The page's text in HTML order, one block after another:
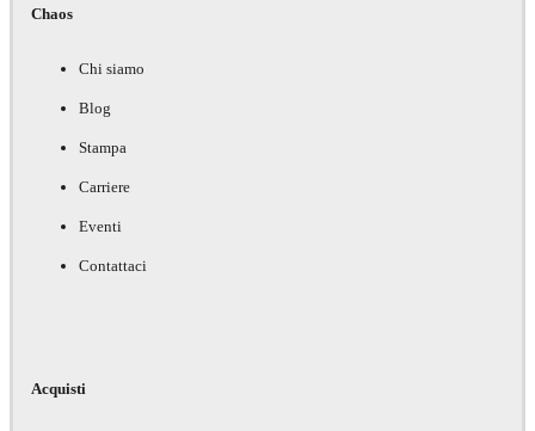
Chaos
Chi siamo
Blog
Stampa
Carriere
Eventi
Contattaci
Acquisti